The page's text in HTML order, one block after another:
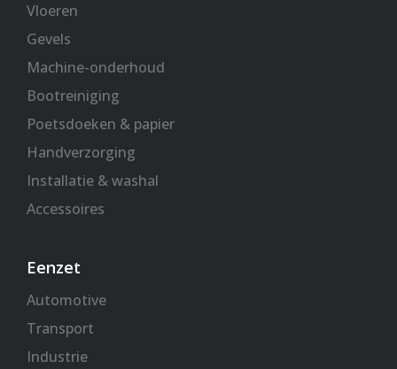
Vloeren
Gevels
Machine-onderhoud
Bootreiniging
Poetsdoeken & papier
Handverzorging
Installatie & washal
Accessoires
Eenzet
Automotive
Transport
Industrie